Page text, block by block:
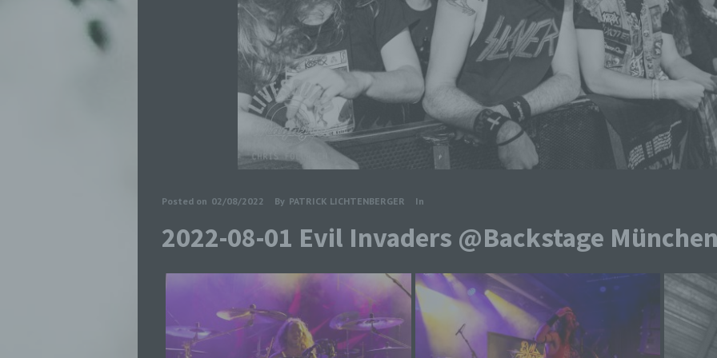
Posted on 02/08/2022 By PATRICK LICHTENBERGER In
2022-08-01 Evil Invaders @Backstage